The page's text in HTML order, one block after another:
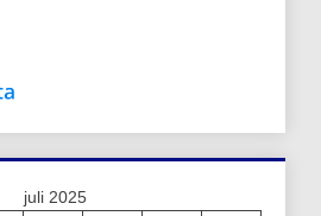
juli 2025